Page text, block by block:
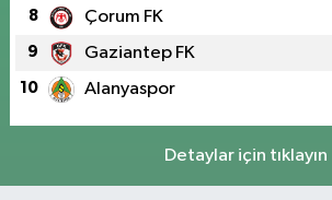
8 Çorum FK
9 Gaziantep FK
10 Alanyaspor
Detaylar için tıklayın